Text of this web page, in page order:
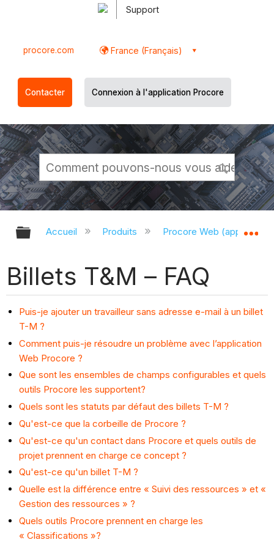
Support
procore.com France (Français)
Contacter Connexion à l'application Procore
Développer/réduire la hiérarchie
Accueil Produits Procore Web
Billets T&M – FAQ
Puis-je ajouter un travailleur sans adresse e-mail à un billet
T-M ?
Comment puis-je résoudre un problème avec l’application
Web Procore ?
Que sont les ensembles de champs configurables et quels
outils Procore les supportent?
Quels sont les statuts par défaut des billets T-M ?
Qu'est-ce que la corbeille de Procore ?
Qu'est-ce qu'un contact dans Procore et quels outils de
projet prennent en charge ce concept ?
Qu'est-ce qu'un billet T-M ?
Quelle est la différence entre « Suivi des ressources » et «
Gestion des ressources » ?
Quels outils Procore prennent en charge les
« Classifications »?